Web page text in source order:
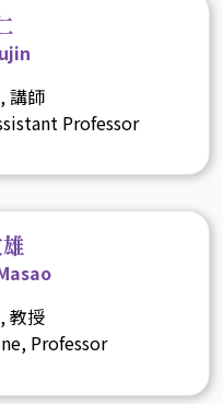
講師
Professor
教授
Professor